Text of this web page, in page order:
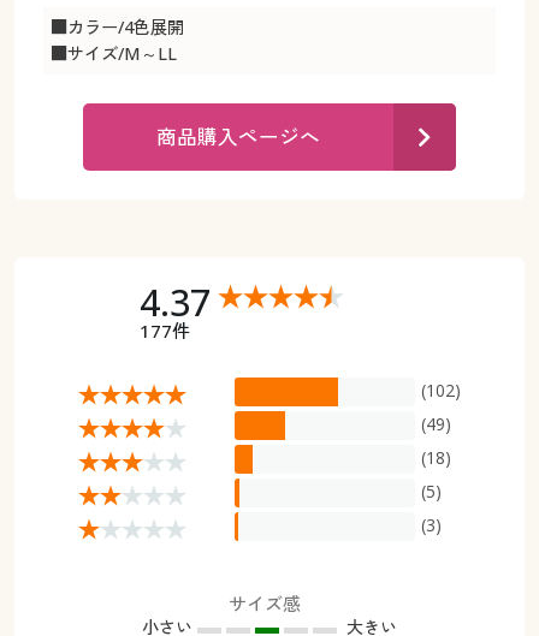
カタログ無料プレゼント
会員メニュー
ご利用ガイド
よくある質問とお問い合わせ
会員メニュー
ご利用ガイド
よくある質問とお問い合わせ
■カラー/4色展開
■サイズ/M～LL
商品購入ページへ
4.37
177件
(102)
(49)
(18)
(5)
(3)
サイズ感
小さい 大きい